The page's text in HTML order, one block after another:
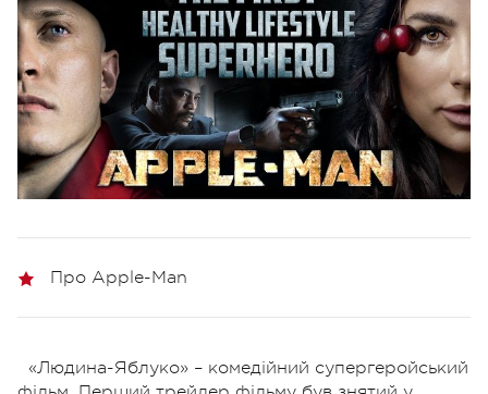
Про Apple-Man
«Людина-Яблуко» – комедійний супергеройський